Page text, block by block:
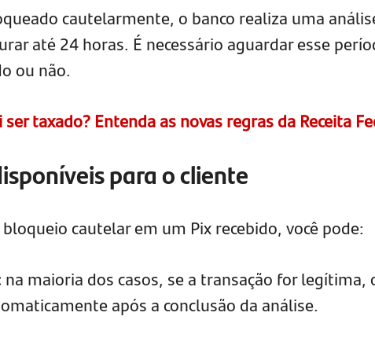
cautelarmente, o banco realiza uma
até 24 horas. É necessário aguardar esse
ou não.
ser taxado? Entenda as novas regras da Receita
para o cliente
cautelar em um Pix recebido, você pode:
na maioria dos casos, se a transação for legítima,
após a conclusão da análise.